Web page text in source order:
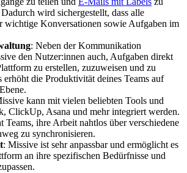
wird sichergestellt, dass alle
wichtige Konversationen sowie Aufgaben im
: Neben der Kommunikation
den Nutzer:innen auch, Aufgaben direkt
zu erstellen, zuzuweisen und zu
erhöht die Produktivität deines Teams auf
kann mit vielen beliebten Tools und
ClickUp, Asana und mehr integriert werden.
Teams, ihre Arbeit nahtlos über verschiedene
zu synchronisieren.
: Missive ist sehr anpassbar und ermöglicht es
an ihre spezifischen Bedürfnisse und